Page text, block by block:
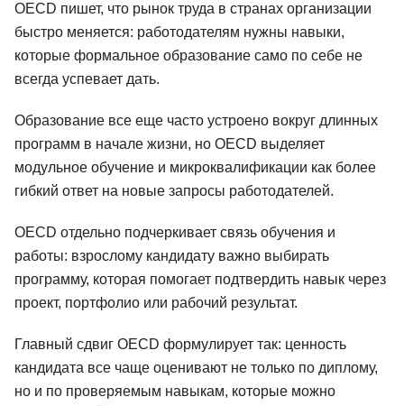
OECD пишет, что рынок труда в странах организации
быстро меняется: работодателям нужны навыки,
которые формальное образование само по себе не
всегда успевает дать.
Образование все еще часто устроено вокруг длинных
программ в начале жизни, но OECD выделяет
модульное обучение и микроквалификации как более
гибкий ответ на новые запросы работодателей.
OECD отдельно подчеркивает связь обучения и
работы: взрослому кандидату важно выбирать
программу, которая помогает подтвердить навык через
проект, портфолио или рабочий результат.
Главный сдвиг OECD формулирует так: ценность
кандидата все чаще оценивают не только по диплому,
но и по проверяемым навыкам, которые можно